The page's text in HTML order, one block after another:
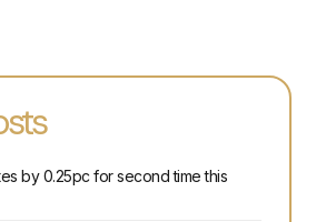
by 0.25pc for second time this